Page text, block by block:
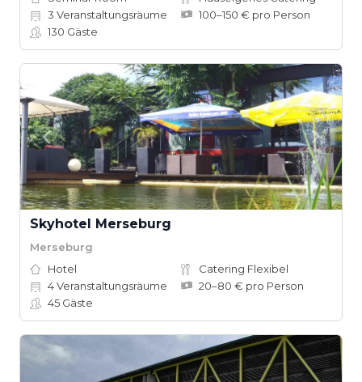
3 Veranstaltungsräume
100–150 € pro Person
130 Gäste
Skyhotel Merseburg
Merseburg
Hotel
Catering Flexibel
4Veranstaltungsräume
20–80 € pro Person
45 Gäste